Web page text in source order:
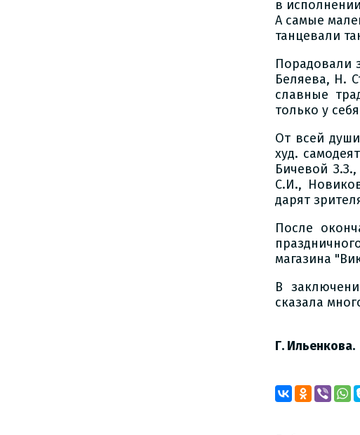
в
А самые
танцевали
Порадовали
Беляева, Н.
славные
только у
От всей
худ.
Бичевой
С.И.,
дарят
После
магазина
В
сказала
Г. Ильенкова.